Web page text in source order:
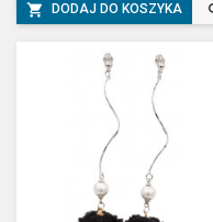
 DODAJ DO KOSZYKA